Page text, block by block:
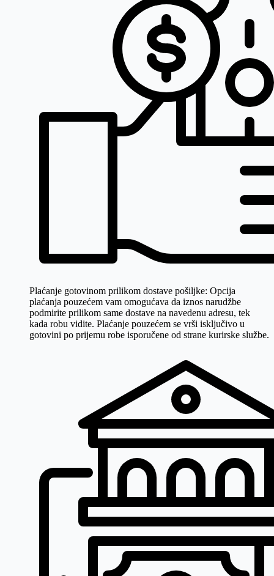
Plaćanje gotovinom prilikom dostave pošiljke: Opcija
plaćanja pouzećem vam omogućava da iznos narudžbe
podmirite prilikom same dostave na navedenu adresu, tek
kada robu vidite. Plaćanje pouzećem se vrši isključivo u
gotovini po prijemu robe isporučene od strane kurirske službe.